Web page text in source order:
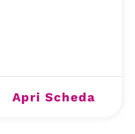
Apri Scheda